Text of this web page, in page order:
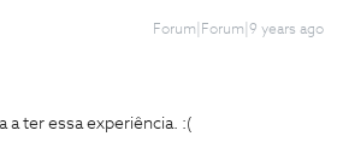
Forum|Forum|9 years ago
a ter essa experiência. :(